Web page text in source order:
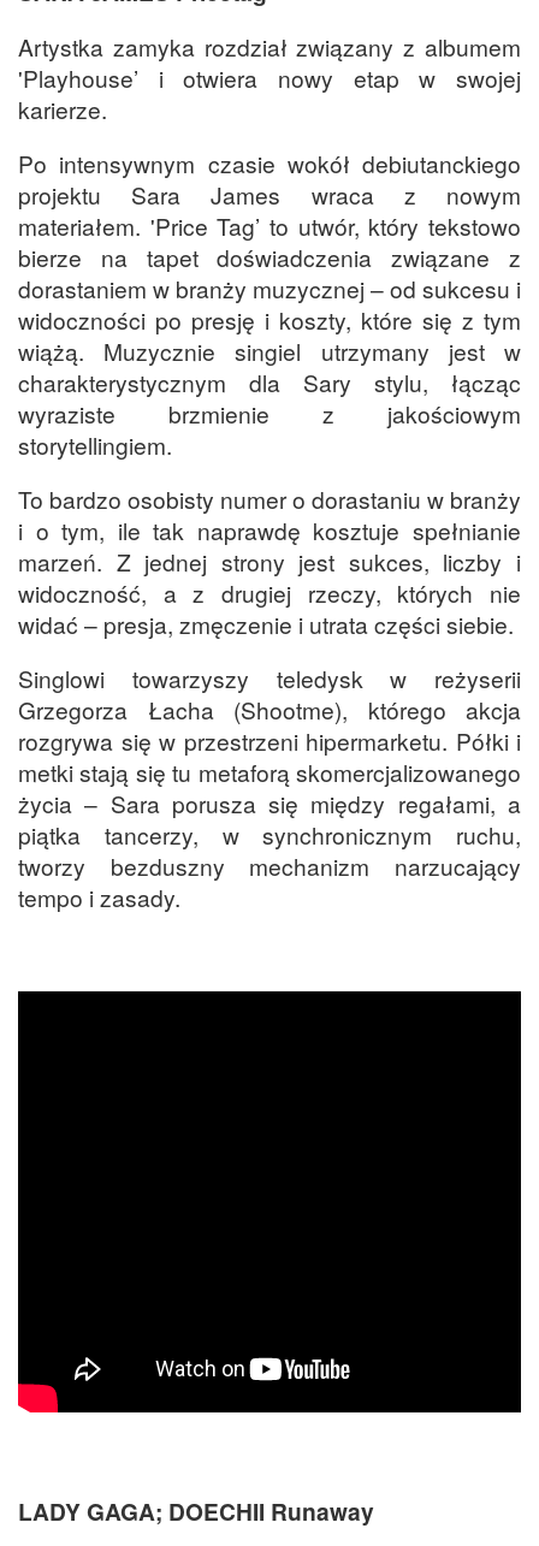
Artystka zamyka rozdział związany z albumem
'Playhouse’ i otwiera nowy etap w swojej
karierze.
Po intensywnym czasie wokół debiutanckiego
projektu Sara James wraca z nowym
materiałem. 'Price Tag’ to utwór, który tekstowo
bierze na tapet doświadczenia związane z
dorastaniem w branży muzycznej – od sukcesu i
widoczności po presję i koszty, które się z tym
wiążą. Muzycznie singiel utrzymany jest w
charakterystycznym dla Sary stylu, łącząc
wyraziste brzmienie z jakościowym
storytellingiem.
To bardzo osobisty numer o dorastaniu w branży
i o tym, ile tak naprawdę kosztuje spełnianie
marzeń. Z jednej strony jest sukces, liczby i
widoczność, a z drugiej rzeczy, których nie
widać – presja, zmęczenie i utrata części siebie.
Singlowi towarzyszy teledysk w reżyserii
Grzegorza Łacha (Shootme), którego akcja
rozgrywa się w przestrzeni hipermarketu. Półki i
metki stają się tu metaforą skomercjalizowanego
życia – Sara porusza się między regałami, a
piątka tancerzy, w synchronicznym ruchu,
tworzy bezduszny mechanizm narzucający
tempo i zasady.
LADY GAGA; DOECHII Runaway